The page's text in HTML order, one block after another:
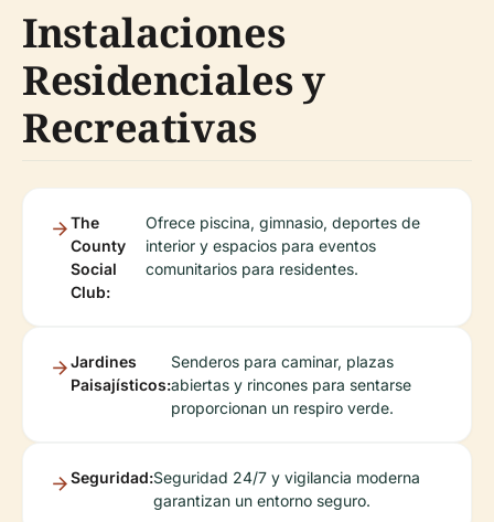
Instalaciones
Residenciales y
Recreativas
The
County
Social
Club:
Ofrece piscina, gimnasio, deportes de
interior y espacios para eventos
comunitarios para residentes.
Jardines
Paisajísticos:
Senderos para caminar, plazas
abiertas y rincones para sentarse
proporcionan un respiro verde.
Seguridad:Seguridad 24/7 y vigilancia moderna
garantizan un entorno seguro.